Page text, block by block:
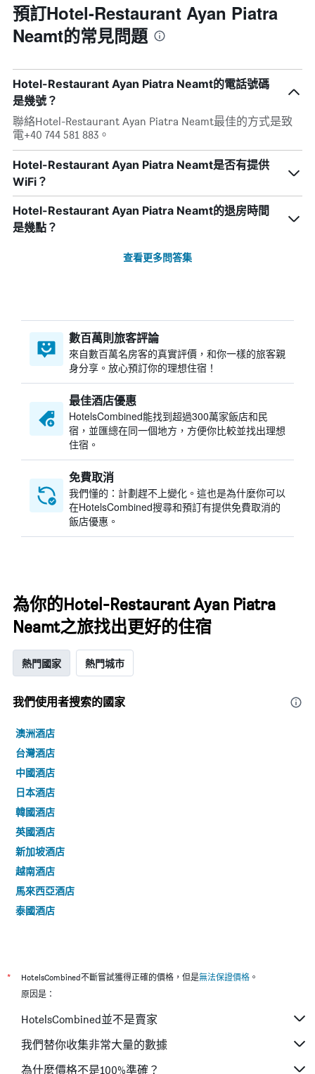
預訂Hotel-Restaurant Ayan Piatra
Neamt的常見問題
Hotel-Restaurant Ayan Piatra Neamt的電話號碼
是幾號？
聯絡Hotel-Restaurant Ayan Piatra Neamt最佳的方式是致
電+40 744 581 883。
Hotel-Restaurant Ayan Piatra Neamt是否有提供
WiFi？
Hotel-Restaurant Ayan Piatra Neamt的退房時間
是幾點？
查看更多問答集
數百萬則旅客評論
來自數百萬名房客的真實評價，和你一樣的旅客親
身分享。放心預訂你的理想住宿！
最佳酒店優惠
HotelsCombined​能找到超過300萬家飯店和民
宿，並匯總在同一個地方，方便你比較並找出理想
住宿。
免費取消
我們懂的：計劃趕不上變化。這也是為什麼你可以
在HotelsCombined搜尋和預訂有提供免費取消的
飯店優惠。
為你的Hotel-Restaurant Ayan Piatra
Neamt之旅找出更好的住宿
熱門國家 熱門城市
我們使用者搜索的國家
澳洲酒店
台灣酒店
中國酒店
日本酒店
韓國酒店
英國酒店
新加坡酒店
越南酒店
馬來西亞酒店
泰國酒店
* HotelsCombined不斷嘗試獲得正確的價格，但是無法保證價格 。
原因是：
HotelsCombined並不是賣家
我們替你收集非常大量的數據
為什麼價格不是100%準確？